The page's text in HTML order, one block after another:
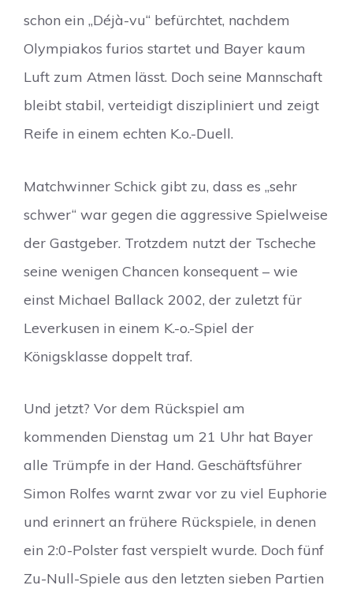
schon ein „Déjà-vu“ befürchtet, nachdem
Olympiakos furios startet und Bayer kaum
Luft zum Atmen lässt. Doch seine Mannschaft
bleibt stabil, verteidigt diszipliniert und zeigt
Reife in einem echten K.o.-Duell.
Matchwinner Schick gibt zu, dass es „sehr
schwer“ war gegen die aggressive Spielweise
der Gastgeber. Trotzdem nutzt der Tscheche
seine wenigen Chancen konsequent – wie
einst Michael Ballack 2002, der zuletzt für
Leverkusen in einem K.-o.-Spiel der
Königsklasse doppelt traf.
Und jetzt? Vor dem Rückspiel am
kommenden Dienstag um 21 Uhr hat Bayer
alle Trümpfe in der Hand. Geschäftsführer
Simon Rolfes warnt zwar vor zu viel Euphorie
und erinnert an frühere Rückspiele, in denen
ein 2:0-Polster fast verspielt wurde. Doch fünf
Zu-Null-Spiele aus den letzten sieben Partien